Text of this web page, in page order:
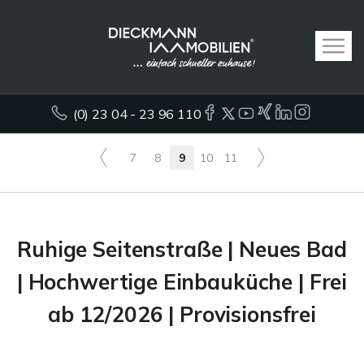
(0) 23 04 - 23 96 110
7 8 9 10 11
Ruhige Seitenstraße | Neues Bad
| Hochwertige Einbauküche | Frei
ab 12/2026 | Provisionsfrei